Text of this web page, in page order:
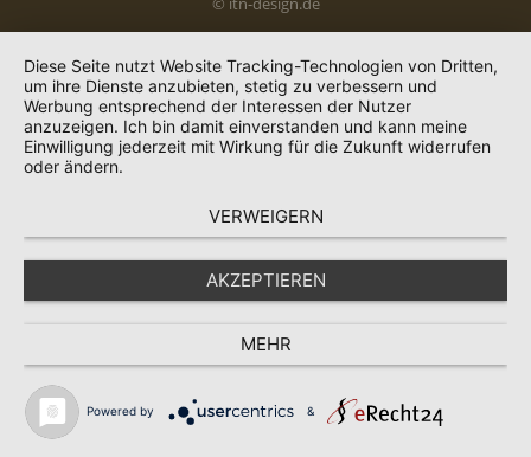
© itn-design.de
Diese Seite nutzt Website Tracking-Technologien von Dritten,
um ihre Dienste anzubieten, stetig zu verbessern und
Werbung entsprechend der Interessen der Nutzer
anzuzeigen. Ich bin damit einverstanden und kann meine
Einwilligung jederzeit mit Wirkung für die Zukunft widerrufen
oder ändern.
VERWEIGERN
AKZEPTIEREN
MEHR
Powered by &